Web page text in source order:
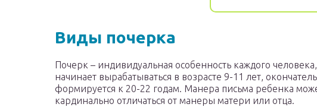
Виды почерка
Почерк – индивидуальная особенность каждого
начинает вырабатываться в возрасте 9-11 лет,
формируется к 20-22 годам. Манера письма ребенка
кардинально отличаться от манеры матери или отца.